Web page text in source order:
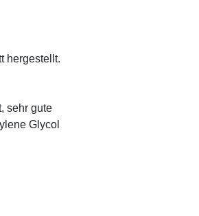
hergestellt.
sehr gute
Glycol